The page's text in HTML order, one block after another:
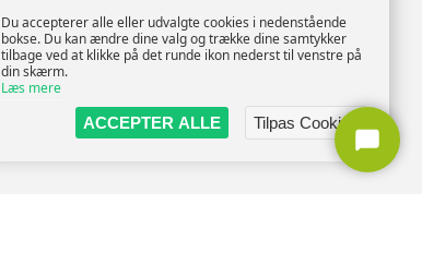
Du accepterer alle eller udvalgte cookies i nedenstående
bokse. Du kan ændre dine valg og trække dine samtykker
tilbage ved at klikke på det runde ikon nederst til venstre på
din skærm.
Læs mere
ACCEPTER ALLE
Tilpas Cookies